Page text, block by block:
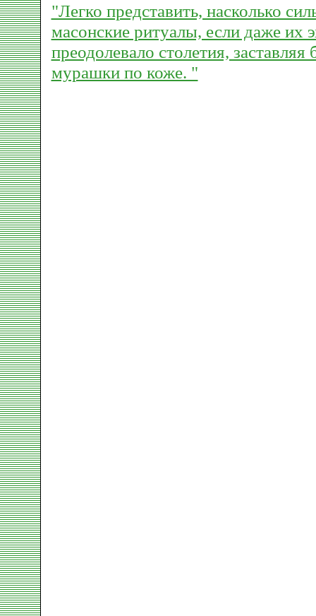
"Легко представить, насколько
масонские ритуалы, если даже их
преодолевало столетия, заставляя
мурашки по коже. "